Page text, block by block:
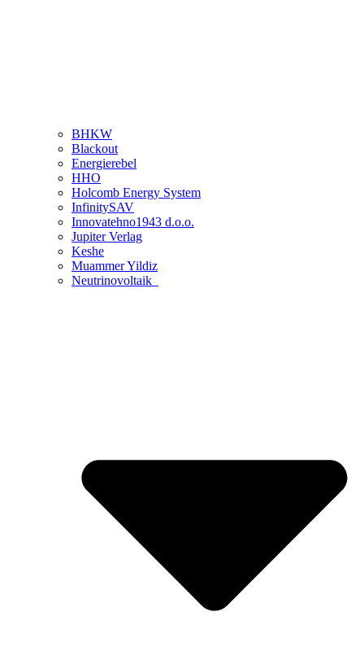
BHKW
Blackout
Energierebel
HHO
Holcomb Energy System
InfinitySAV
Innovatehno1943 d.o.o.
Jupiter Verlag
Keshe
Muammer Yildiz
Neutrinovoltaik